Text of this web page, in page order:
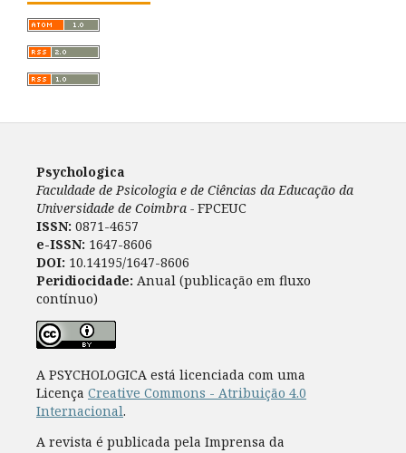
Psychologica
Faculdade de Psicologia e de Ciências da Educação da
Universidade de Coimbra - FPCEUC
ISSN: 0871-4657
e-ISSN: 1647-8606
DOI: 10.14195/1647-8606
Peridiocidade: Anual (publicação em fluxo
contínuo)
A PSYCHOLOGICA está licenciada com uma
Licença Creative Commons - Atribuição 4.0
Internacional.
A revista é publicada pela Imprensa da